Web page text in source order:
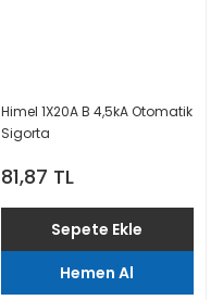
Himel 1X20A B 4,5kA Otomatik
Sigorta
81,87 TL
Sepete Ekle
Hemen Al